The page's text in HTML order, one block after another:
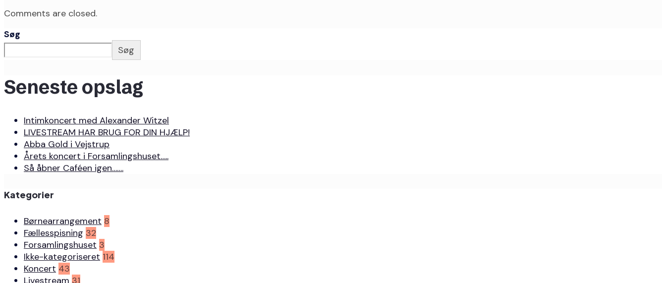
Comments are closed.
Søg
Søg
Seneste opslag
Intimkoncert med Alexander Witzel
LIVESTREAM HAR BRUG FOR DIN HJÆLP!
Abba Gold i Vejstrup
Årets koncert i Forsamlingshuset…..
Så åbner Caféen igen…….
Kategorier
Børnearrangement 8
Fællesspisning 32
Forsamlingshuset 3
Ikke-kategoriseret 114
Koncert 43
Livestream 31